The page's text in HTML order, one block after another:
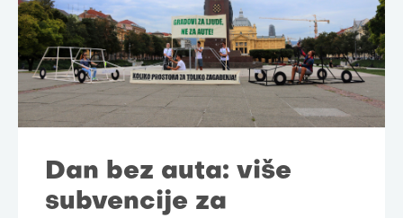
Dan bez auta: više
subvencije za